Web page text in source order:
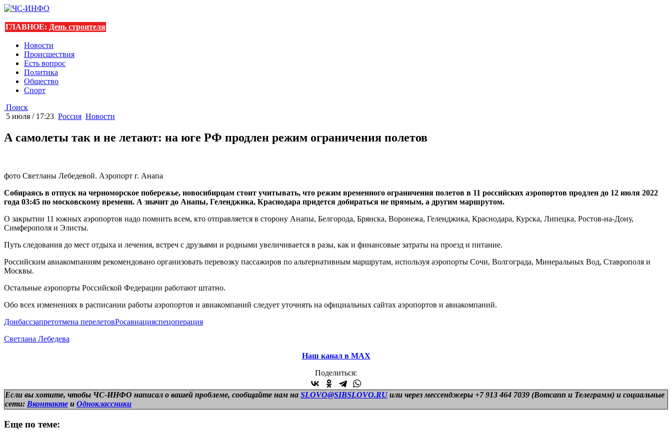
ГЛАВНОЕ: День строителя
Новости
Происшествия
Есть вопрос
Политика
Общество
Спорт
Поиск
5 июля / 17:23 Россия Новости
А самолеты так и не летают: на юге РФ продлен режим ограничения полетов
фото Светланы Лебедевой. Аэропорт г. Анапа
Собираясь в отпуск на черноморское побережье, новосибирцам стоит учитывать, что режим временного ограничения полетов в 11 российских аэропортов продлен до 12 июля 2022
года 03:45 по московскому времени. А значит до Анапы, Геленджика, Краснодара придется добираться не прямым, а другим маршрутом.
О закрытии 11 южных аэропортов надо помнить всем, кто отправляется в сторону Анапы, Белгорода, Брянска, Воронежа, Геленджика, Краснодара, Курска, Липецка, Ростов-на-Дону,
Симферополя и Элисты.
Путь следования до мест отдыха и лечения, встреч с друзьями и родными увеличивается в разы, как и финансовые затраты на проезд и питание.
Российским авиакомпаниям рекомендовано организовать перевозку пассажиров по альтернативным маршрутам, используя аэропорты Сочи, Волгограда, Минеральных Вод, Ставрополя и
Москвы.
Остальные аэропорты Российской Федерации работают штатно.
Обо всех изменениях в расписании работы аэропортов и авиакомпаний следует уточнять на официальных сайтах аэропортов и авиакомпаний.
Донбассзапретотмена перелетовРосавиацияспецоперация
Светлана Лебедева
Наш канал в МАХ
Поделиться:
Если вы хотите, чтобы ЧС-ИНФО написал о вашей проблеме, сообщайте нам на SLOVO@SIBSLOVO.RU или через мессенджеры +7 913 464 7039 (Вотсапп и Телеграмм) и социальные
сети: Вконтакте и Одноклассники
Еще по теме: